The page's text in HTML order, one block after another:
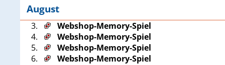
August
3.
Webshop-Memory-Spiel
4.
Webshop-Memory-Spiel
5.
Webshop-Memory-Spiel
6.
Webshop-Memory-Spiel